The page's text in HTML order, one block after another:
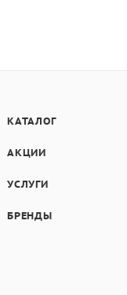
КАТАЛОГ
АКЦИИ
УСЛУГИ
БРЕНДЫ